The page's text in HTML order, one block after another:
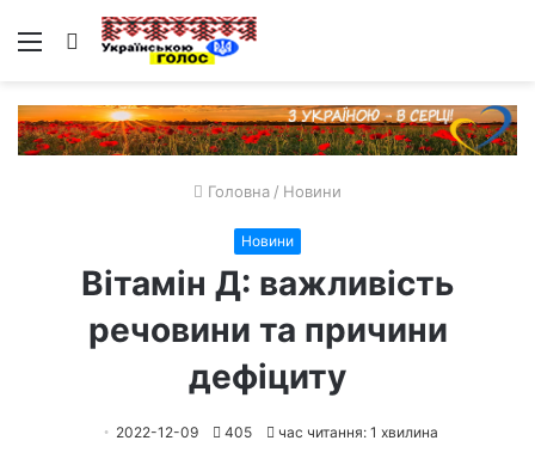
Меню Пошук
Головна / Новини
Новини
Вітамін Д: важливість
речовини та причини
дефіциту
2022-12-09 405 час читання: 1 хвилина